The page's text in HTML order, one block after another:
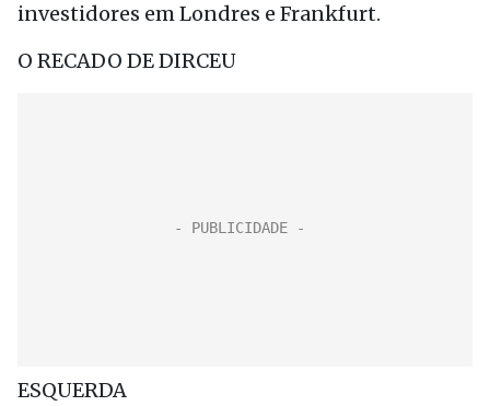
investidores em Londres e Frankfurt.
O RECADO DE DIRCEU
ESQUERDA